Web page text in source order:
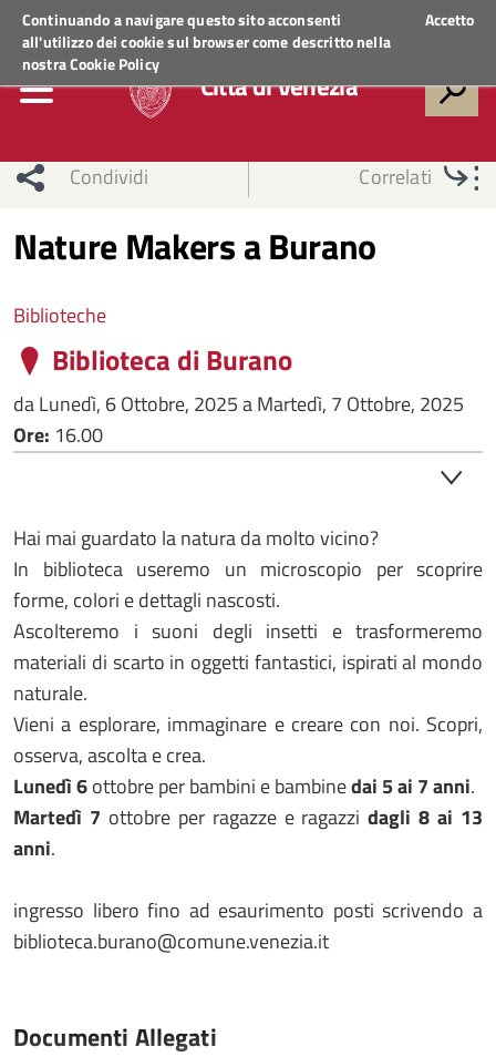
Continuando a navigare questo sito acconsenti
all'utilizzo dei cookie sul browser come descritto nella
nostraCookie Policy
Accetto
Regione VenetoACCEDI AI SERVIZI
Città di Venezia
Condividi Correlati
Nature Makers a Burano
Biblioteche
Biblioteca di Burano
daLunedì, 6 Ottobre, 2025aMartedì, 7 Ottobre, 2025
Ore: 16.00
Hai mai guardato la natura da molto vicino?
In biblioteca useremo un microscopio per scoprire
forme, colori e dettagli nascosti.
Ascolteremo i suoni degli insetti e trasformeremo
materiali di scarto in oggetti fantastici, ispirati al mondo
naturale.
Vieni a esplorare, immaginare e creare con noi. Scopri,
osserva, ascolta e crea.
Lunedì 6ottobre per bambini e bambinedai 5 ai 7 anni.
Martedì 7 ottobre per ragazze e ragazzidagli 8 ai 13
anni.
ingresso libero fino ad esaurimento posti scrivendo a
biblioteca.burano@comune.venezia.it
Documenti Allegati